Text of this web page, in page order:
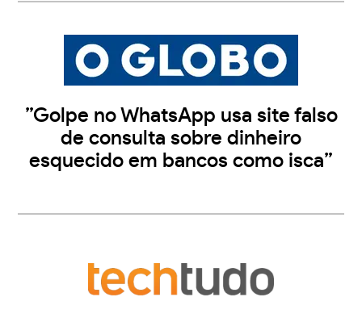
”Golpe no WhatsApp usa site falso
de consulta sobre dinheiro
esquecido em bancos como isca”